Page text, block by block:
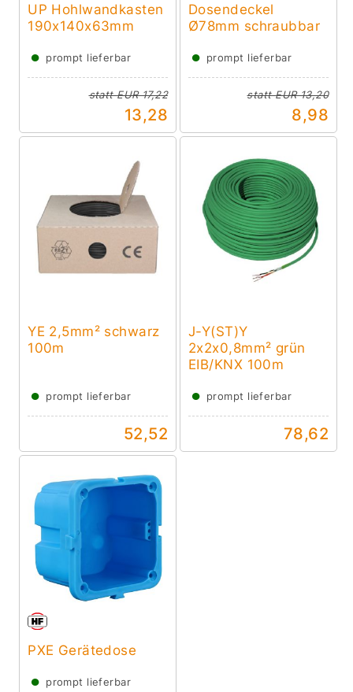
UP Hohlwandkasten
190x140x63mm
● prompt lieferbar
stattEUR 17,22
13,28
Dosendeckel
Ø78mm schraubbar
● prompt lieferbar
stattEUR 13,20
8,98
YE 2,5mm² schwarz
100m
● prompt lieferbar
52,52
J-Y(ST)Y
2x2x0,8mm² grün
EIB/KNX 100m
● prompt lieferbar
78,62
PXE Gerätedose
● prompt lieferbar